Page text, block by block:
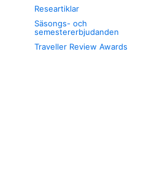
Researtiklar
Säsongs- och
semestererbjudanden
Traveller Review Awards